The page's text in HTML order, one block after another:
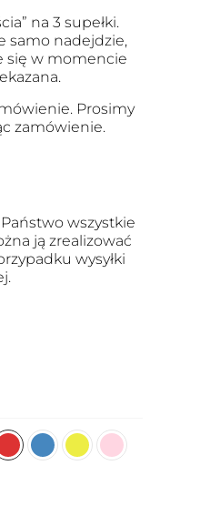
na 3 supełki.
samo nadejdzie,
się w momencie
Prosimy
zamówienie.
wszystkie
ją zrealizować
wysyłki